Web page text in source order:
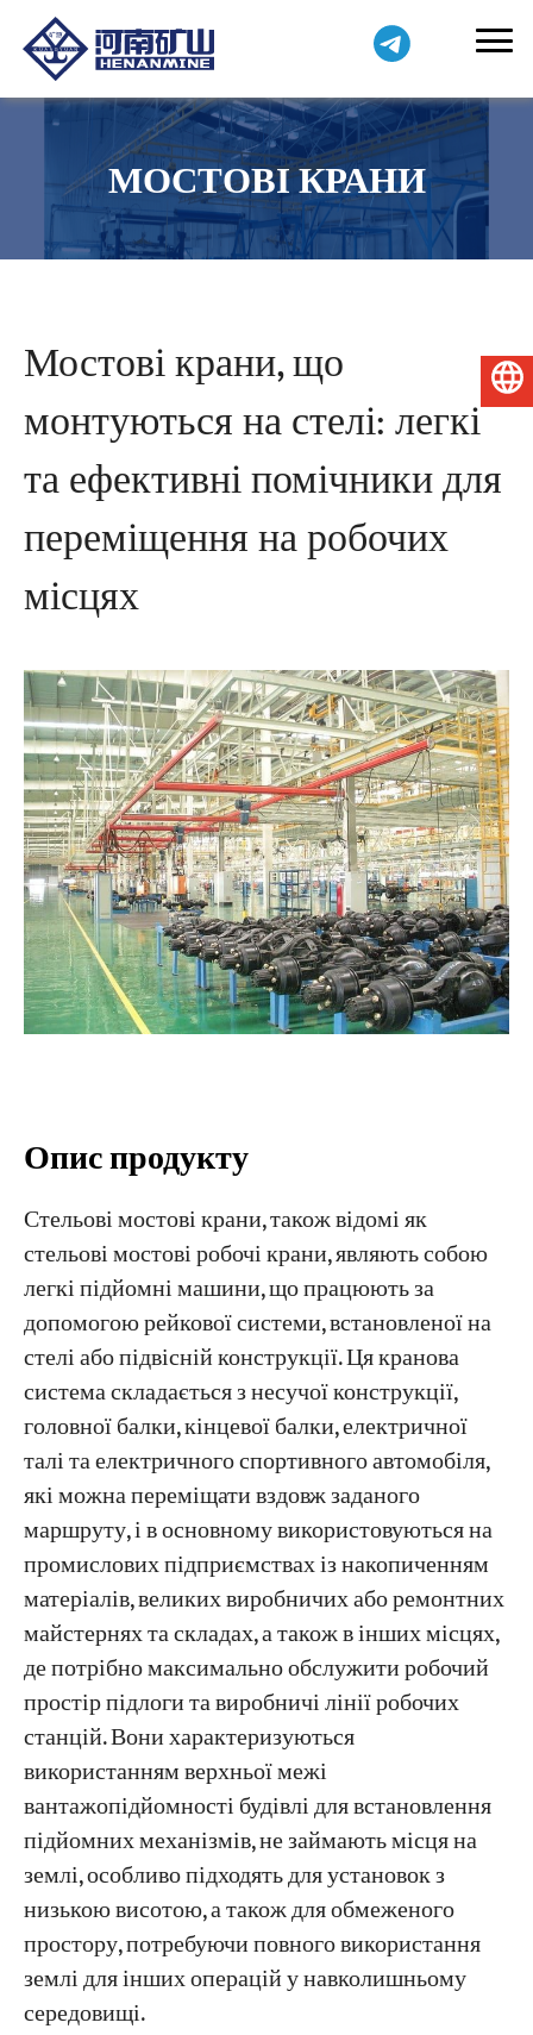
Блоги
Програми
Про нас
Зв'яжіться з нами
МОСТОВІ КРАНИ
Мостові крани, що
монтуються на стелі: легкі
та ефективні помічники для
переміщення на робочих
місцях
Опис продукту
Стельові мостові крани, також відомі як
стельові мостові робочі крани, являють собою
легкі підйомні машини, що працюють за
допомогою рейкової системи, встановленої на
стелі або підвісній конструкції. Ця кранова
система складається з несучої конструкції,
головної балки, кінцевої балки, електричної
талі та електричного спортивного автомобіля,
які можна переміщати вздовж заданого
маршруту, і в основному використовуються на
промислових підприємствах із накопиченням
матеріалів, великих виробничих або ремонтних
майстернях та складах, а також в інших місцях,
де потрібно максимально обслужити робочий
простір підлоги та виробничі лінії робочих
станцій. Вони характеризуються
використанням верхньої межі
вантажопідйомності будівлі для встановлення
підйомних механізмів, не займають місця на
землі, особливо підходять для установок з
низькою висотою, а також для обмеженого
простору, потребуючи повного використання
землі для інших операцій у навколишньому
середовищі.
Українська